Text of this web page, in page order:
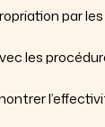
par les
les